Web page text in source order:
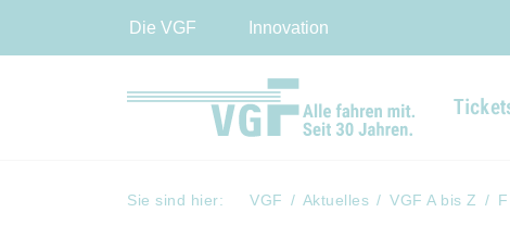
Die VGF
Innovation
Sie sind hier: VGF Aktuelles VGF A bis Z F